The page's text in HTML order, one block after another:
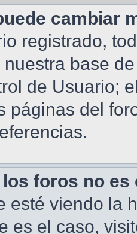
cambiar
registrado,
base
de Usuario;
páginas del
los foros no
esté viendo la
es el caso,